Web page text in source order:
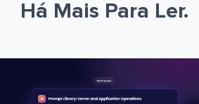
Há Mais Para Ler.